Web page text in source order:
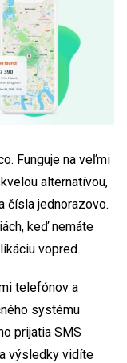
Funguje na veľmi
alternatívou,
čísla jednorazovo.
keď nemáte
vopred.
telefónov a
systému
prijatia SMS
výsledky vidíte